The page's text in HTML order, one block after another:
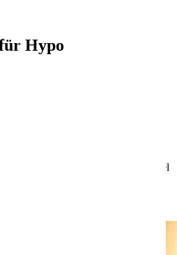
Hypo
ihren insgesamt 48. Meistertitel